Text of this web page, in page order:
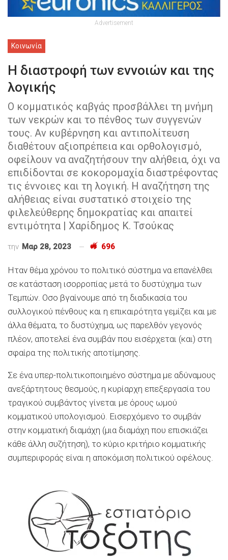
Advertisement
Κοινωνία
Η διαστροφή των εννοιών και της
λογικής
Ο κομματικός καβγάς προσβάλλει τη μνήμη
των νεκρών και το πένθος των συγγενών
τους. Αν κυβέρνηση και αντιπολίτευση
διαθέτουν αξιοπρέπεια και ορθολογισμό,
οφείλουν να αναζητήσουν την αλήθεια, όχι να
επιδίδονται σε κοκορομαχία διαστρέφοντας
τις έννοιες και τη λογική. Η αναζήτηση της
αλήθειας είναι συστατικό στοιχείο της
φιλελεύθερης δημοκρατίας και απαιτεί
εντιμότητα | Χαρίδημος Κ. Τσούκας
την Μαρ 28, 2023 696
Ηταν θέμα χρόνου το πολιτικό σύστημα να επανέλθει
σε κατάσταση ισορροπίας μετά το δυστύχημα των
Τεμπών. Οσο βγαίνουμε από τη διαδικασία του
συλλογικού πένθους και η επικαιρότητα γεμίζει και με
άλλα θέματα, το δυστύχημα, ως παρελθόν γεγονός
πλέον, αποτελεί ένα συμβάν που εισέρχεται (και) στη
σφαίρα της πολιτικής αποτίμησης.
Σε ένα υπερ-πολιτικοποιημένο σύστημα με αδύναμους
ανεξάρτητους θεσμούς, η κυρίαρχη επεξεργασία του
τραγικού συμβάντος γίνεται με όρους ωμού
κομματικού υπολογισμού. Εισερχόμενο το συμβάν
στην κομματική διαμάχη (μια διαμάχη που επισκιάζει
κάθε άλλη συζήτηση), το κύριο κριτήριο κομματικής
συμπεριφοράς είναι η αποκόμιση πολιτικού οφέλους.